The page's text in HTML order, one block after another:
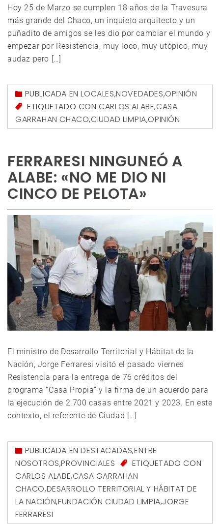
Hoy 25 de Marzo se cumplen 18 años de la Travesura
más grande del Chaco, un inquieto arquitecto y un
puñadito de amigos se les dio por cambiar el mundo y
empezar por Resistencia, muy loco, muy utópico, muy
audaz pero […]
PUBLICADA ENLOCALES,NOVEDADES,OPINIÓN
ETIQUETADO CONCARLOS ALABE,CASA
GARRAHAN CHACO,CIUDAD LIMPIA,OPINIÓN
FERRARESI NINGUNEÓ A
ALABE: «NO ME DIO NI
CINCO DE PELOTA»
El ministro de Desarrollo Territorial y Hábitat de la
Nación, Jorge Ferraresi visitó el pasado viernes
Resistencia para la entrega de 76 créditos del
programa “Casa Propia” y la firma de un acuerdo para
la ejecución de 2.700 casas entre 2021 y 2023. En este
contexto, el referente de Ciudad […]
PUBLICADA ENDESTACADAS,ENTRE
NOSOTROS,PROVINCIALES
ETIQUETADO CON
CARLOS ALABE,CASA GARRAHAN
CHACO,DESARROLLO TERRITORIAL Y HÁBITAT DE
LA NACIÓN,FUNDACIÓN CIUDAD LIMPIA,JORGE
FERRARESI